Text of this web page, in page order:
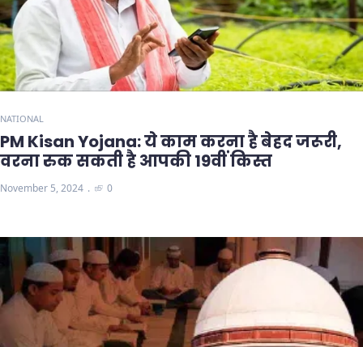
NATIONAL
PM Kisan Yojana: ये काम करना है बेहद जरूरी,
वरना रुक सकती है आपकी 19वीं किस्त
November 5, 2024 0